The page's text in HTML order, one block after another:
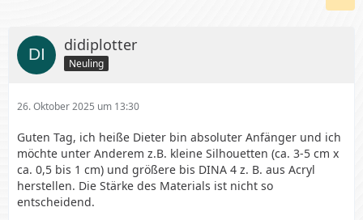
didiplotter
Neuling
26. Oktober 2025 um 13:30
Guten Tag, ich heiße Dieter bin absoluter Anfänger und ich
möchte unter Anderem z.B. kleine Silhouetten (ca. 3-5 cm x
ca. 0,5 bis 1 cm) und größere bis DINA 4 z. B. aus Acryl
herstellen. Die Stärke des Materials ist nicht so
entscheidend.